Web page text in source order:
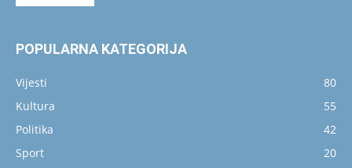
POPULARNA KATEGORIJA
Vijesti
80
Kultura
55
Politika
42
Sport
20